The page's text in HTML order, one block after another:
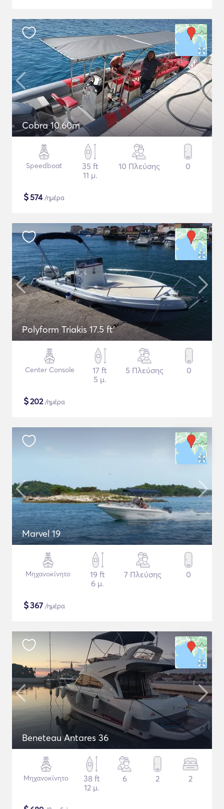
Cobra 10.60m
Speedboat
35 ft
11 μ.
10 Πλεύσης 0
$574/ημέρα
Polyform Triakis 17.5 ft'
Center Console
17 ft
5 μ.
5 Πλεύσης 0
$202/ημέρα
Marvel 19
Μηχανοκίνητο
19 ft
6 μ.
7 Πλεύσης 0
$367 /ημέρα
Beneteau Antares 36
Μηχανοκίνητο
38 ft
12 μ.
6 2 2